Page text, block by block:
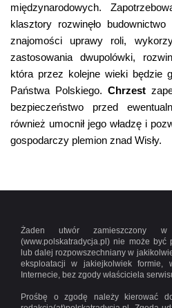
międzynarodowych.
klasztory rozwinęło
znajomości uprawy roli,
zastosowania dwupolówki,
która przez kolejne wieki będzie
Państwa Polskiego.Chrzest
bezpieczeństwo przed
również umocnił jego władzę i
gospodarczy plemion znad Wisły.
Żaden utwór zamieszczony w
(www.polskatradycja.pl) nie może
lub dalej rozpowszechniany w
eksploatacji w jakiejkolwiek formie,
Internecie, bez zgody właściciela
Prośbę o zgodę należy kierować